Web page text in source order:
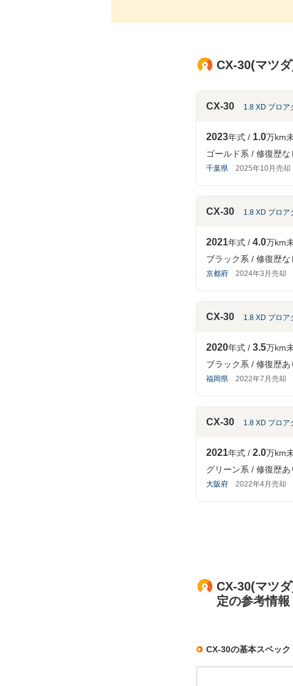
CX-30(マツ
CX-30 1.8 XD プロア
2023年式 1.0万km
ゴールド系
修復歴な
千葉県 2025年10月売却
CX-30 1.8 XD プロア
2021年式 4.0万km
ブラック系
修復歴な
京都府 2024年3月売却
CX-30 1.8 XD プロア
2020年式 3.5万km
ブラック系
修復歴あ
福岡県 2022年7月売却
CX-30 1.8 XD プロア
2021年式 2.0万km
グリーン系
修復歴あ
大阪府 2022年4月売却
CX-30(マツ
定の参考情報
CX-30の基本スペック